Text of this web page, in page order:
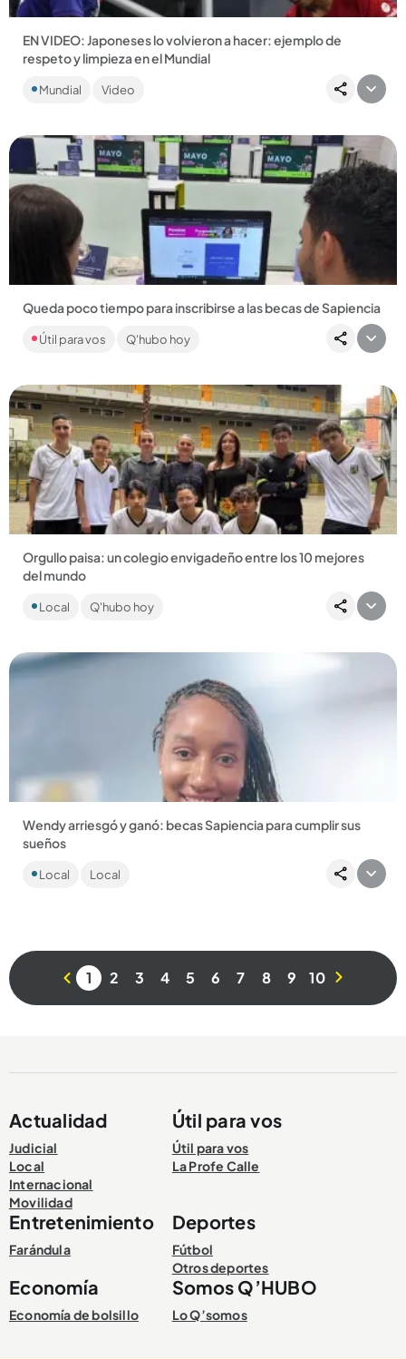
EN VIDEO: Japoneses lo volvieron a hacer: ejemplo de
respeto y limpieza en el Mundial
La cultura cívica de los japoneses una vez más es noticia en el
mundo y da ejemplo de buen comportamiento en el
Mundial Video
Compartir Noticia
Queda poco tiempo para inscribirse a las becas de Sapiencia
educación superior que incluye, además, créditos
Útil para vos Q'hubo hoy
Compartir Noticia
Orgullo paisa: un colegio envigadeño entre los 10 mejores
del mundo
Un proyecto de innovación y sostenibilidad los llevó a recibir
este reconocimiento mundial....
Local Q'hubo hoy
Compartir Noticia
Wendy arriesgó y ganó: becas Sapiencia para cumplir sus
sueños
La joven de Buenos Aires aprovechó la beca que le otorgó
Sapiencia y está a punto de ser magíster. Hay nueva
Local Local
1 2 3 4 5 6 7 8 9 10
Actualidad
Judicial
Local
Internacional
Movilidad
Útil para vos
Útil para vos
La Profe Calle
Entretenimiento
Farándula
Deportes
Fútbol
Otros deportes
Economía
Economía de bolsillo
Somos Q’HUBO
Lo Q’somos